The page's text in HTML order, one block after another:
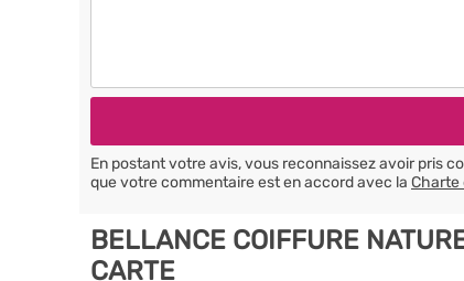
En postant votre avis, vous reconnaissez avoir pris
que votre commentaire est en accord avec la Charte
BELLANCE COIFFURE
CARTE